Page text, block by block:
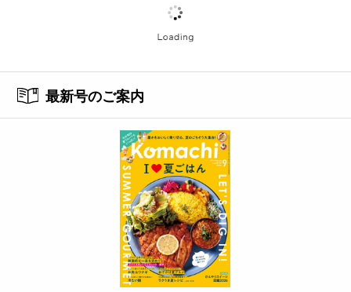
最新号のご案内